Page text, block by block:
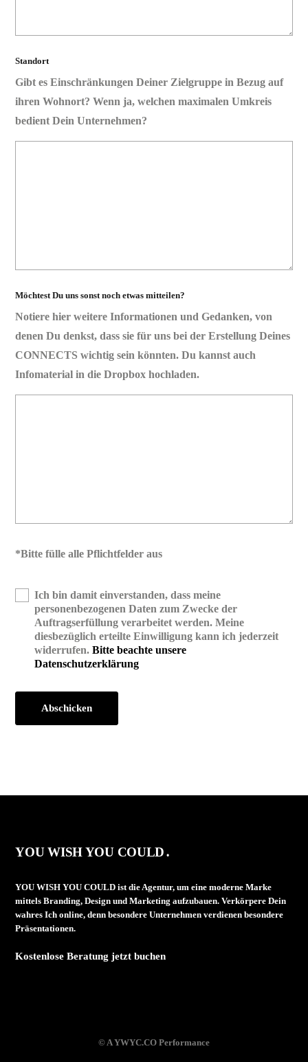
Standort
Gibt es Einschränkungen Deiner Zielgruppe in Bezug auf
ihren Wohnort? Wenn ja, welchen maximalen Umkreis
bedient Dein Unternehmen?
Möchtest Du uns sonst noch etwas mitteilen?
Notiere hier weitere Informationen und Gedanken, von
denen Du denkst, dass sie für uns bei der Erstellung Deines
CONNECTS wichtig sein könnten. Du kannst auch
Infomaterial in die Dropbox hochladen.
*Bitte fülle alle Pflichtfelder aus
Ich bin damit einverstanden, dass meine
personenbezogenen Daten zum Zwecke der
Auftragserfüllung verarbeitet werden. Meine
diesbezüglich erteilte Einwilligung kann ich jederzeit
widerrufen.Bitte beachte unsere
Datenschutzerklärung
YOU WISH YOU COULD․
YOU WISH YOU COULD ist die Agentur, um eine moderne Marke
mittels Branding, Design und Marketing aufzubauen. Verkörpere Dein
wahres Ich online, denn besondere Unternehmen verdienen besondere
Präsentationen.
Kostenlose Beratung jetzt buchen
© A YWYC.CO Performance